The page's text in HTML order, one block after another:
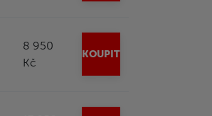
8 950
Kč
KOUPIT